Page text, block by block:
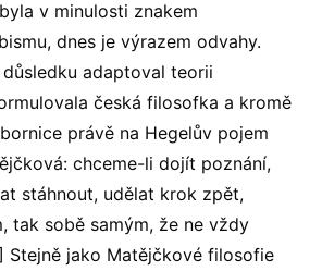
v minulosti znakem
dnes je výrazem odvahy.
adaptoval teorii
česká filosofka a kromě
právě na Hegelův pojem
chceme-li dojít poznání,
stáhnout, udělat krok zpět,
tak sobě samým, že ne vždy
Stejně jako Matějčkové filosofie